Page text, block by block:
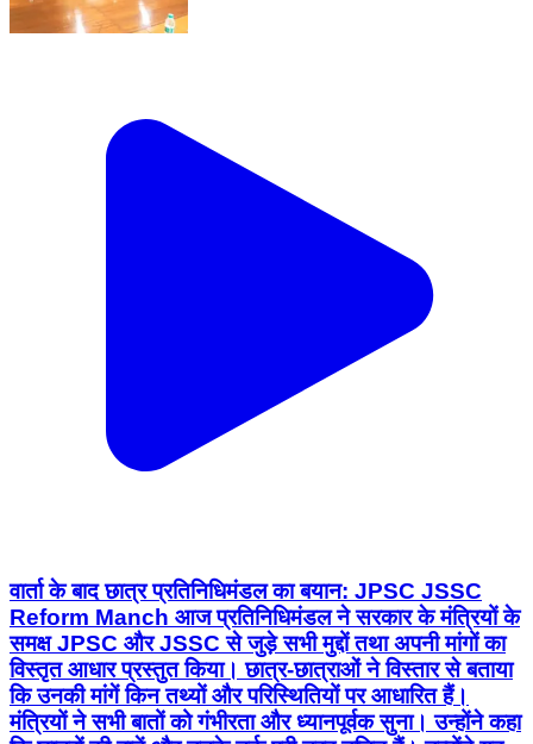
वार्ता के बाद छात्र प्रतिनिधिमंडल का बयान: JPSC JSSC
Reform Manch आज प्रतिनिधिमंडल ने सरकार के मंत्रियों के
समक्ष JPSC और JSSC से जुड़े सभी मुद्दों तथा अपनी मांगों का
विस्तृत आधार प्रस्तुत किया। छात्र-छात्राओं ने विस्तार से बताया
कि उनकी मांगें किन तथ्यों और परिस्थितियों पर आधारित हैं।
मंत्रियों ने सभी बातों को गंभीरता और ध्यानपूर्वक सुना। उन्होंने कहा